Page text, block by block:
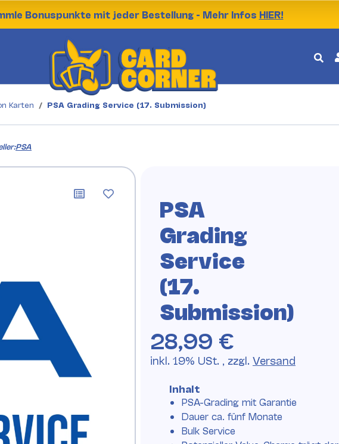
Bonuspunkte mit jeder Bestellung - Mehr Infos HIER!
Karten PSA Grading Service (17. Submission)
PSA
PSA
Grading
Service
(17.
Submission)
28,99 €
inkl. 19% USt. , zzgl. Versand
Inhalt
PSA-Grading mit Garantie
Dauer ca. fünf Monate
Bulk Service